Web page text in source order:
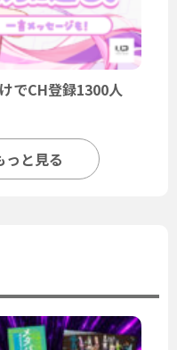
でCH登録1300人
っと見る